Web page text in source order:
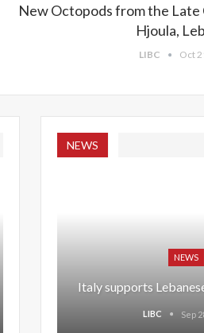
New Octopods from the Late
Hjoula,
LIBC Oct
NEWS
NEWS
Italy supports
LIBC Sep